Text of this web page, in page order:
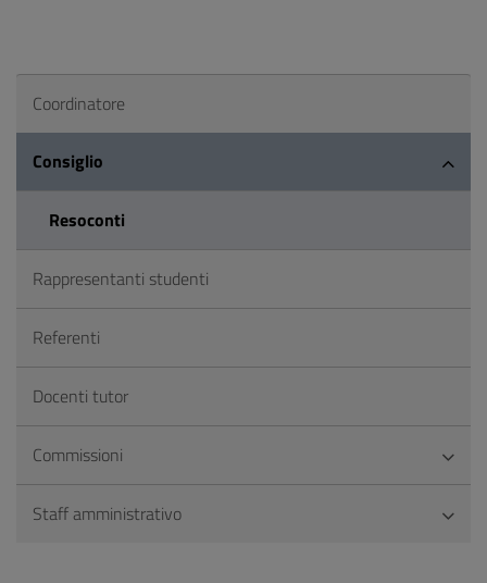
Coordinatore
Consiglio
Resoconti
Rappresentanti studenti
Referenti
Docenti tutor
Commissioni
Staff amministrativo